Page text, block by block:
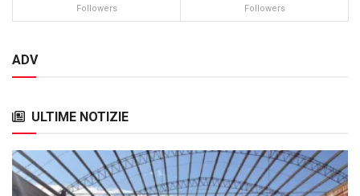
Followers Followers
ADV
ULTIME NOTIZIE